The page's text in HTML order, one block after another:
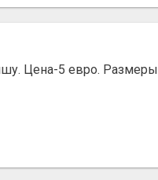
Цена-5 евро. Размеры